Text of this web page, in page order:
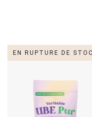
EN RUPTURE DE